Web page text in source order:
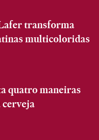
transforma
multicoloridas
quatro maneiras